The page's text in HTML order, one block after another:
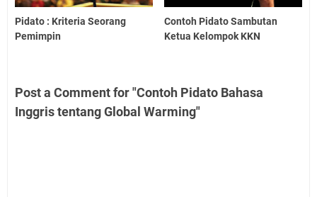
Pidato : Kriteria Seorang
Pemimpin
Contoh Pidato Sambutan
Ketua Kelompok KKN
Post a Comment for "Contoh Pidato Bahasa
Inggris tentang Global Warming"